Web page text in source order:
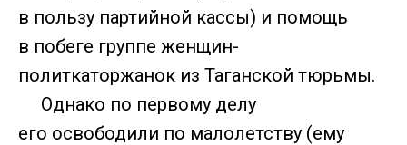
в пользу партийной кассы) и помощь
в побеге группе женщин-
политкаторжанок из Таганской тюрьмы.
Однако по первому делу
его освободили по малолетству (ему